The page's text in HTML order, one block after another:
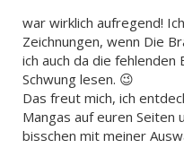
war wirklich aufregend!
Zeichnungen, wenn Die
ich auch da die fehlenden
Schwung lesen. 😉
Das freut mich, ich
Mangas auf euren Seiten
bisschen mit meiner